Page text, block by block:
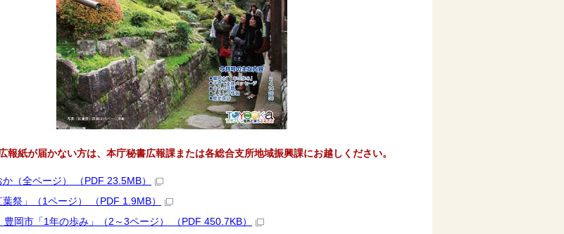
報紙が届かない方は、本庁秘書広報課または各総合支所地域振興課にお越しください。
（全ページ） （PDF 23.5MB）
祭」（1ページ） （PDF 1.9MB）
岡市「1年の歩み」（2～3ページ） （PDF 450.7KB）